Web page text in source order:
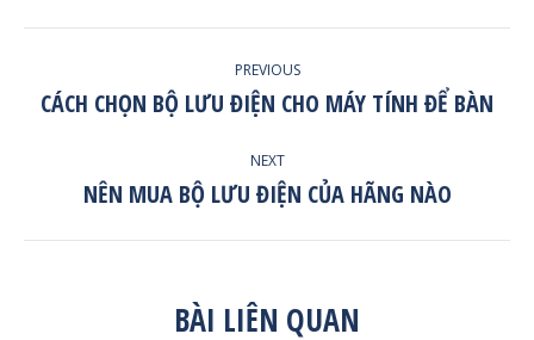
NAVIGATION
PREVIOUS
Previous
CÁCH CHỌN BỘ LƯU ĐIỆN CHO MÁY TÍNH ĐỂ BÀN
NEXT
Next
NÊN MUA BỘ LƯU ĐIỆN CỦA HÃNG NÀO
BÀI LIÊN QUAN